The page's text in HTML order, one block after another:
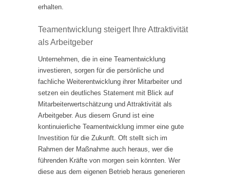
erhalten.
Teamentwicklung steigert Ihre Attraktivität
als Arbeitgeber
Unternehmen, die in eine Teamentwicklung
investieren, sorgen für die persönliche und
fachliche Weiterentwicklung ihrer Mitarbeiter und
setzen ein deutliches Statement mit Blick auf
Mitarbeiterwertschätzung und Attraktivität als
Arbeitgeber. Aus diesem Grund ist eine
kontinuierliche Teamentwicklung immer eine gute
Investition für die Zukunft. Oft stellt sich im
Rahmen der Maßnahme auch heraus, wer die
führenden Kräfte von morgen sein könnten. Wer
diese aus dem eigenen Betrieb heraus generieren